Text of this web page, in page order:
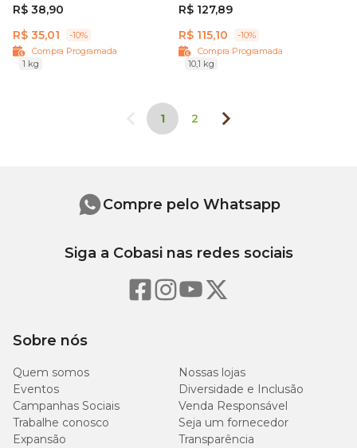
R$ 38,90
R$ 35,01
-10%
Compra Programada
1 kg
R$ 127,89
R$ 115,10
-10%
Compra Programada
10,1 kg
1 2
Sobre nós
Quem somos
Nossas lojas
Eventos
Diversidade e Inclusão
Campanhas Sociais
Venda Responsável
Trabalhe conosco
Seja um fornecedor
Expansão
Transparência
Compre pelo Whatsapp
Siga a Cobasi nas redes sociais